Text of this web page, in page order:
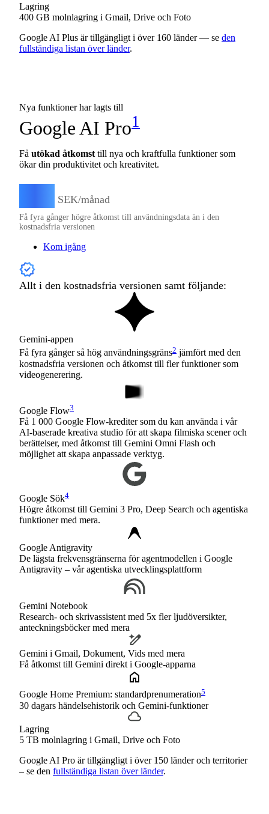
Lagring
400 GB molnlagring i Gmail, Drive och Foto
Google AI Plus är tillgängligt i över 160 länder — se den
fullständiga listan över länder.
Nya funktioner har lagts till
Google AI Pro1
Få utökad åtkomsttill nya och kraftfulla funktioner som
ökar din produktivitet och kreativitet.
SEK/månad
Få fyra gånger högre åtkomst till användningsdata än i den
kostnadsfria versionen
Kom igång
Allt i den kostnadsfria versionen samt följande:
Gemini-appen
Få fyra gånger så hög användningsgräns2 jämfört med den
kostnadsfria versionen och åtkomst till fler funktioner som
videogenerering.
Google Flow3
Få 1 000 Google Flow-krediter som du kan använda i vår
AI-baserade kreativa studio för att skapa filmiska scener och
berättelser, med åtkomst till Gemini Omni Flash och
möjlighet att skapa anpassade verktyg.
Google Sök4
Högre åtkomst till Gemini 3 Pro, Deep Search och agentiska
funktioner med mera.
Google Antigravity
De lägsta frekvensgränserna för agentmodellen i Google
Antigravity – vår agentiska utvecklingsplattform
Gemini Notebook
Research- och skrivassistent med 5x fler ljudöversikter,
anteckningsböcker med mera
Gemini i Gmail, Dokument, Vids med mera
Få åtkomst till Gemini direkt i Google-apparna
Google Home Premium: standardprenumeration5
30 dagars händelsehistorik och Gemini-funktioner
Lagring
5 TB molnlagring i Gmail, Drive och Foto
Google AI Pro är tillgängligt i över 150 länder och territorier
– se den fullständiga listan över länder.